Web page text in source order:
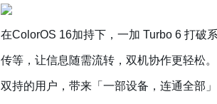
在ColorOS 16加持下，一加 Turbo 6 打破
传等，让信息随需流转，双机协作更轻松
双持的用户，带来「一部设备，连通全部